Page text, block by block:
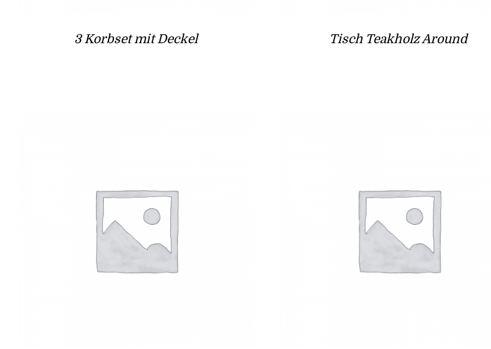
3 Korbset mit Deckel Tisch Teakholz Around